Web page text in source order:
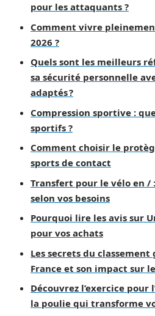
pour les attaquants ?
Comment vivre
2026 ?
Quels sont les meilleurs
sa sécurité personnelle
adaptés ?
Compression sportive :
sportifs ?
Comment choisir le
sports de contact
Transfert pour le vélo en /
selon vos besoins
Pourquoi lire les avis sur
pour vos achats
Les secrets du
France et son impact sur
Découvrez l’exercice pour
la poulie qui transforme